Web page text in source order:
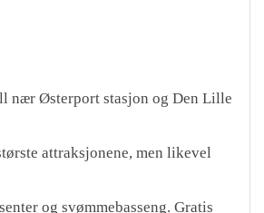
nær Østerport stasjon og Den Lille
attraksjonene, men likevel
og svømmebasseng. Gratis